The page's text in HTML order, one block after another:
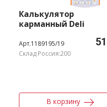
Калькулятор
карманный Deli
разр.
Арт.1189195/19
Склад Россия:200
В корзину